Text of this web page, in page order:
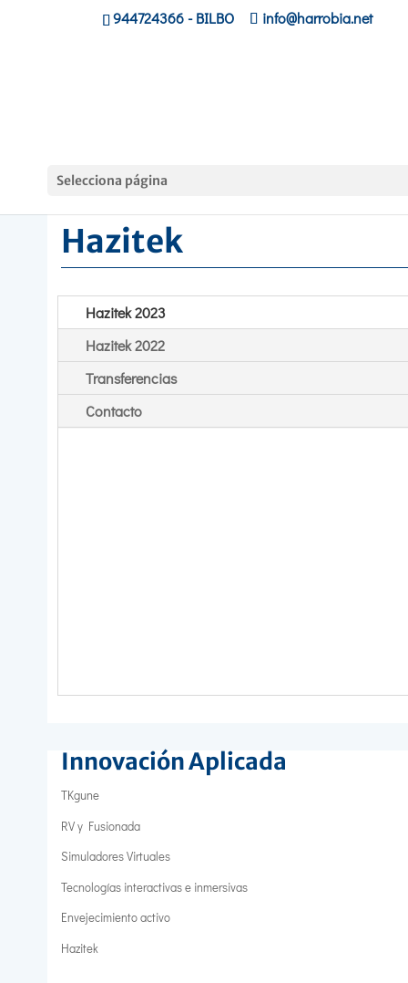
944724366- BILBO info@harrobia.net
Selecciona página
Hazitek
Hazitek 2023
Hazitek 2022
Transferencias
Contacto
Innovación Aplicada
TKgune
RV y Fusionada
Simuladores Virtuales
Tecnologías interactivas e inmersivas
Envejecimiento activo
Hazitek